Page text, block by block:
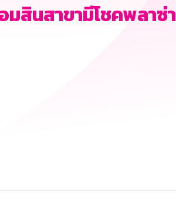
มสินสาขามีโชคพลาซ่า